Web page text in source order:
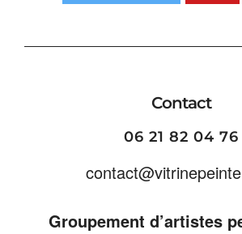
Contact
06 21 82 04 76
Groupement d’artistes